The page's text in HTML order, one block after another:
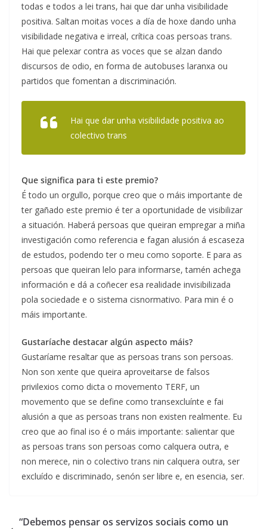
todas e todos a lei trans, hai que dar unha visibilidade
positiva. Saltan moitas voces a día de hoxe dando unha
visibilidade negativa e irreal, crítica coas persoas trans.
Hai que pelexar contra as voces que se alzan dando
discursos de odio, en forma de autobuses laranxa ou
partidos que fomentan a discriminación.
Hai que dar unha visibilidade positiva ao
colectivo trans
Que significa para ti este premio?
É todo un orgullo, porque creo que o máis importante de
ter gañado este premio é ter a oportunidade de visibilizar
a situación. Haberá persoas que queiran empregar a miña
investigación como referencia e fagan alusión á escaseza
de estudos, podendo ter o meu como soporte. E para as
persoas que queiran lelo para informarse, tamén achega
información e dá a coñecer esa realidade invisibilizada
pola sociedade e o sistema cisnormativo. Para min é o
máis importante.
Gustaríache destacar algún aspecto máis?
Gustaríame resaltar que as persoas trans son persoas.
Non son xente que queira aproveitarse de falsos
privilexios como dicta o movemento TERF, un
movemento que se define como transexcluínte e fai
alusión a que as persoas trans non existen realmente. Eu
creo que ao final iso é o máis importante: salientar que
as persoas trans son persoas como calquera outra, e
non merece, nin o colectivo trans nin calquera outra, ser
excluído e discriminado, senón ser libre e, en esencia, ser.
“Debemos pensar os servizos sociais como un